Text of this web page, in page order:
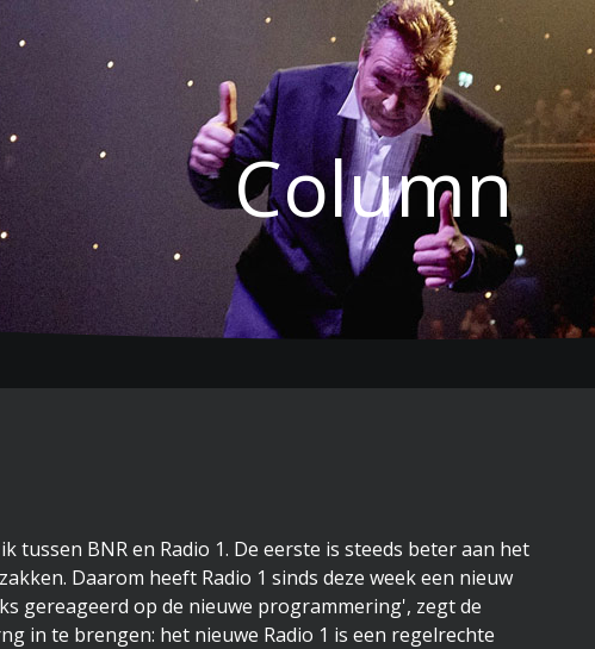
Column
tussen BNR en Radio 1. De eerste is steeds beter aan het
Daarom heeft Radio 1 sinds deze week een nieuw
gereageerd op de nieuwe programmering', zegt de
in te brengen: het nieuwe Radio 1 is een regelrechte